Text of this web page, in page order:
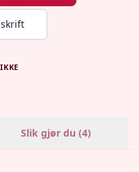
Slik gjør du (4)